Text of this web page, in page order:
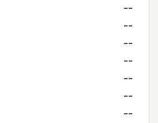
--
--
--
--
--
--
--